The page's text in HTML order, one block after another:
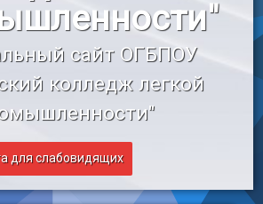
кредит сайт ОГБПОУ
колледж легкой
для слабовидящих